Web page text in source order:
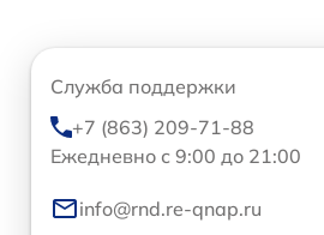
Служба поддержки
+7 (863) 209-71-88
Ежедневно с 9:00 до 21:00
info@rnd.re-qnap.ru